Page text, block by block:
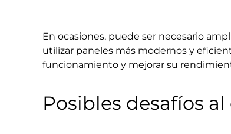
En ocasiones, puede ser necesario
utilizar paneles más modernos y
funcionamiento y mejorar su
Posibles desafíos